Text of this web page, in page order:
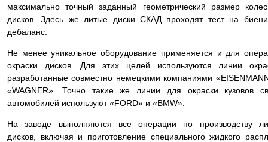
максимально точный заданный геометрический размер
дисков. Здесь же литые диски СКАД проходят тест на
дебаланс.
Не менее уникальное оборудование применяется и для
окраски дисков. Для этих целей используются линии
разработанные совместно немецкими компаниями
«WAGNER». Точно такие же линии для окраски кузовов
автомобилей используют «FORD» и «BMW».
На заводе выполняются все операции по производству
дисков, включая и приготовление специального жидкого